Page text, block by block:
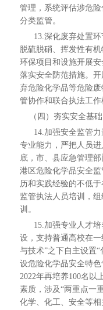
管理，系统评估涉危
分类监管。
13.深化废弃处置环
脱硫脱硝、挥发性有
环保项目和设施开展
落实安全防范措施。
弃危险化学品等危险
管协作和联合执法工作
（四）夯实安全基础
14.加强安全监管力
专业能力，严把人员
底，市、县应急管理
港区危险化学品安全
历和实践经验的不低
监管执法人员培训，
训。
15.加强专业人才培
设，支持普通高校在
与技术”之下自主设置
设危险化学品安全特
2022年再培养100名以
素质，涉及“两重点一
化学、化工、安全等